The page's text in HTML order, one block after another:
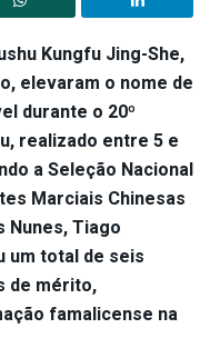
Kungfu Jing-She,
elevaram o nome de
durante o 20º
realizado entre 5 e
a Seleção Nacional
Marciais Chinesas
Nunes, Tiago
um total de seis
de mérito,
famalicense na